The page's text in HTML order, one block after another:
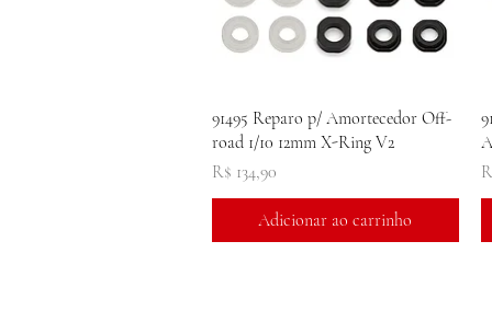
Visualização rápida
91495 Reparo p/ Amortecedor Off-
road 1/10 12mm X-Ring V2
Preço
R$ 134,90
Adicionar ao carrinho